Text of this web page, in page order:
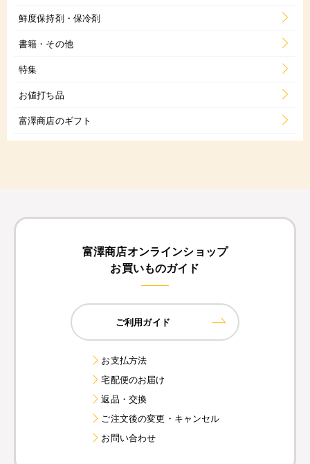
鮮度保持剤・保冷剤
書籍・その他
特集
お値打ち品
富澤商店のギフト
富澤商店オンラインショップ
お買いものガイド
ご利用ガイド
お支払方法
宅配便のお届け
返品・交換
ご注文後の変更・キャンセル
お問い合わせ